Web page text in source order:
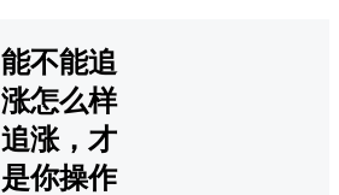
能不能追
涨怎么样
追涨，才
是你操作